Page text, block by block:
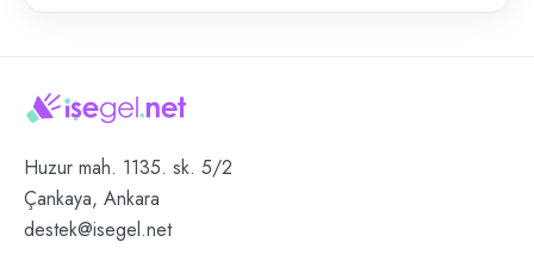
Huzur mah. 1135. sk. 5/2
Çankaya, Ankara
destek@isegel.net